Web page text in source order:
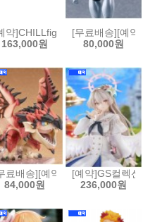
디션 사이버 포뮬러 - 프로토
시리즈 하츠네미쿠 - 유키 미
약]CHILLfigg 모노가타리 시
163,000원
[무료배송][예
80,000원
로이드 베르세르크 - 가츠 광
료배송][예약]넨도로이드 몬스
84,000원
[예약]GS컬렉
236,000원